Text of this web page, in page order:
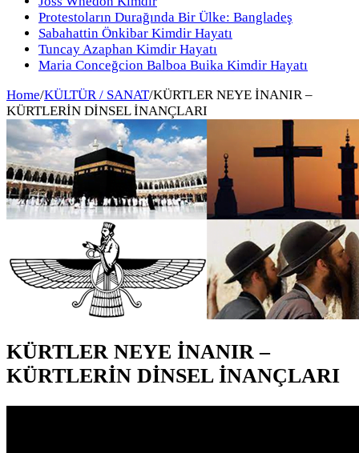
Protestoların Durağında Bir Ülke: Bangladeş
Sabahattin Önkibar Kimdir Hayatı
Tuncay Azaphan Kimdir Hayatı
Maria Conceğcion Balboa Buika Kimdir Hayatı
Home/KÜLTÜR / SANAT/KÜRTLER NEYE İNANIR –
KÜRTLERİN DİNSEL İNANÇLARI
KÜRTLER NEYE İNANIR –
KÜRTLERİN DİNSEL İNANÇLARI